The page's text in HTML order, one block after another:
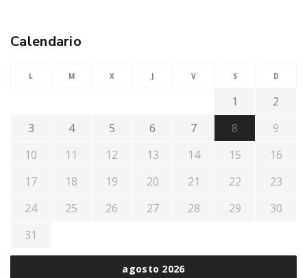
Calendario
agosto 2026
L M X J V S D
1
2
3
4 5 6 7 8
9
10
11 12 13 14 15
16
17
18 19 20 21 22
23
24
25 26 27 28 29
30
31